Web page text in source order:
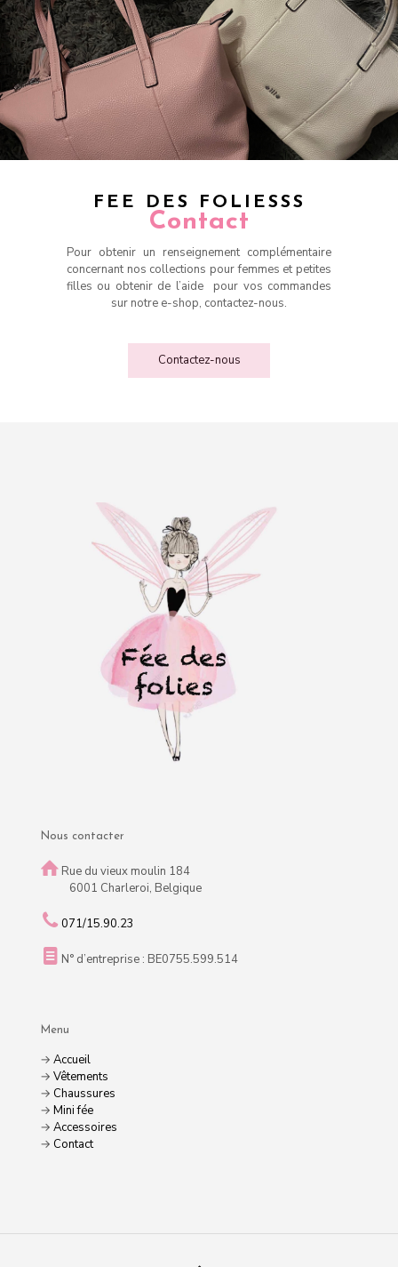
FEE DES FOLIESSS
Contact
Pour obtenir un renseignement complémentaire
concernant nos collections pour femmes et petites
filles ou obtenir de l’aide pour vos commandes
sur notre e-shop, contactez-nous.
Contactez-nous
Nous contacter
Rue du vieux moulin 184
6001 Charleroi, Belgique
071/15.90.23
N° d’entreprise : BE0755.599.514
Menu
→ Accueil
→ Vêtements
→ Chaussures
→ Mini fée
→ Accessoires
→ Contact